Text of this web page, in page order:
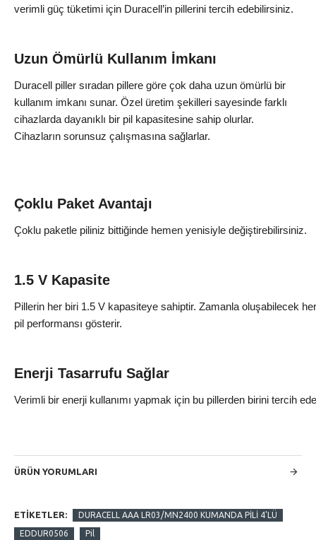
verimli güç tüketimi için Duracell’in pillerini tercih edebilirsiniz.
Uzun Ömürlü Kullanım İmkanı
Duracell piller sıradan pillere göre çok daha uzun ömürlü bir
kullanım imkanı sunar. Özel üretim şekilleri sayesinde farklı
cihazlarda dayanıklı bir pil kapasitesine sahip olurlar.
Cihazların sorunsuz çalışmasına sağlarlar.
Çoklu Paket Avantajı
Çoklu paketle piliniz bittiğinde hemen yenisiyle değiştirebilirsiniz.
1.5 V Kapasite
Pillerin her biri 1.5 V kapasiteye sahiptir. Zamanla oluşabilecek
pil performansı gösterir.
Enerji Tasarrufu Sağlar
Verimli bir enerji kullanımı yapmak için bu pillerden birini tercih
ÜRÜN YORUMLARI
ETIKETLER: DURACELL AAA LR03/MN2400 KUMANDA PİLİ 4'LÜ
EDDUR0506 Pil